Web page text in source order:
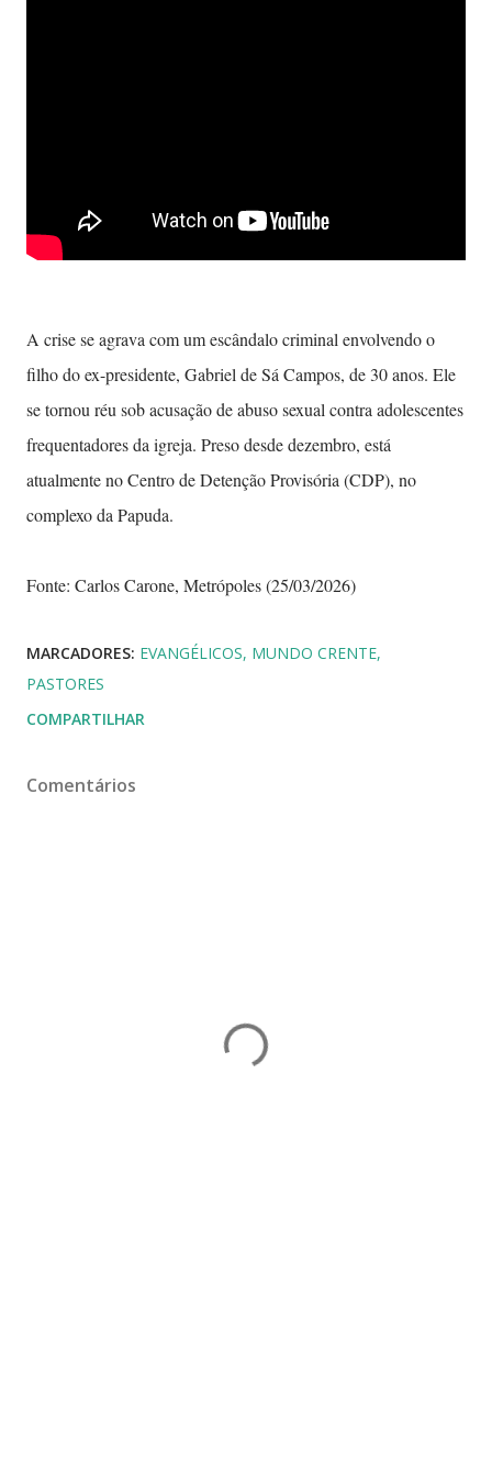
A crise se agrava com um escândalo criminal envolvendo o
filho do ex-presidente, Gabriel de Sá Campos, de 30 anos. Ele
se tornou réu sob acusação de abuso sexual contra adolescentes
frequentadores da igreja. Preso desde dezembro, está
atualmente no Centro de Detenção Provisória (CDP), no
complexo da Papuda.
Fonte: Carlos Carone, Metrópoles (25/03/2026)
MARCADORES: EVANGÉLICOS MUNDO CRENTE
PASTORES
COMPARTILHAR
Comentários